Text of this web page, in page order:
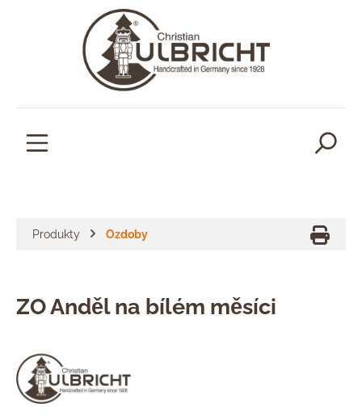
Produkty Ozdoby
ZO Anděl na bílém měsíci